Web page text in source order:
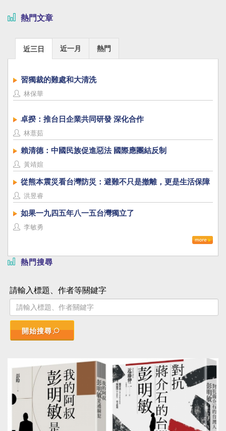
熱門文章
近三日 近一月 熱門
習獨裁的難處和大清洗
林保華
卓揆：推台日企業共同研發 深化合作
林薏茹
賴清德：中國民族促進惡法 國際應團結反制
黃靖媗
從熊本震災看台灣防災：避難不只是撤離，更是生活保障
洪昱睿
如果一九四五年八一五台灣獨立了
李敏勇
熱門搜尋
請輸入標題、作者等關鍵字
開始搜尋